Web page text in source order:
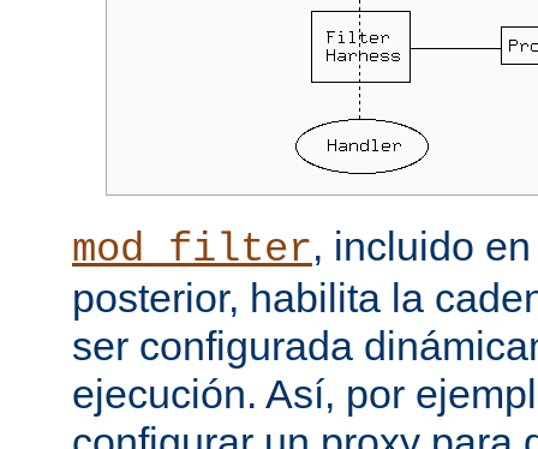
mod_filter, incluido
posterior, habilita la
ser configurada
ejecución. Así, por